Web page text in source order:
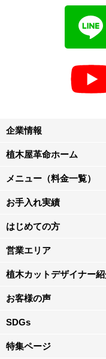
企業情報
植木屋革命ホーム
メニュー（料金一覧）
お手入れ実績
はじめての方
営業エリア
植木カットデザイナー
お客様の声
SDGs
特集ページ